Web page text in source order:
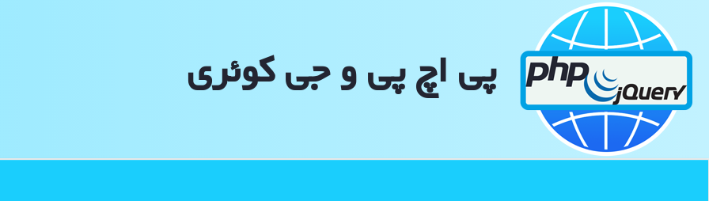
پی اچ پی و جی كوئری